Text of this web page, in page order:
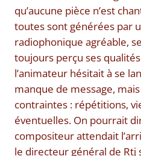
qu’aucune pièce n’est
toutes sont générées par
radiophonique agréable,
toujours perçu ses
l’animateur hésitait à se
manque de message,
contraintes : répétitions,
éventuelles. On pourrait
compositeur attendait
le directeur général de Rtj